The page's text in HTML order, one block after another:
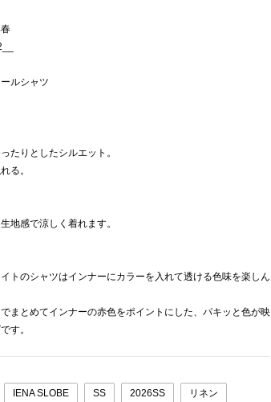
ルシャツ
たりとしたシルエット。
る。
地感で涼しく着れます。
トのシャツはインナーにカラーを入れて透ける色味を楽しん
まとめてインナーの赤色をポイントにした、パキッと色が映
す。
IENA SLOBE SS 2026SS リネン